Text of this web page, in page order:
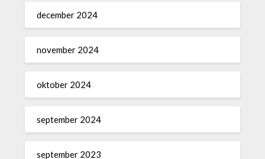
december 2024
november 2024
oktober 2024
september 2024
september 2023